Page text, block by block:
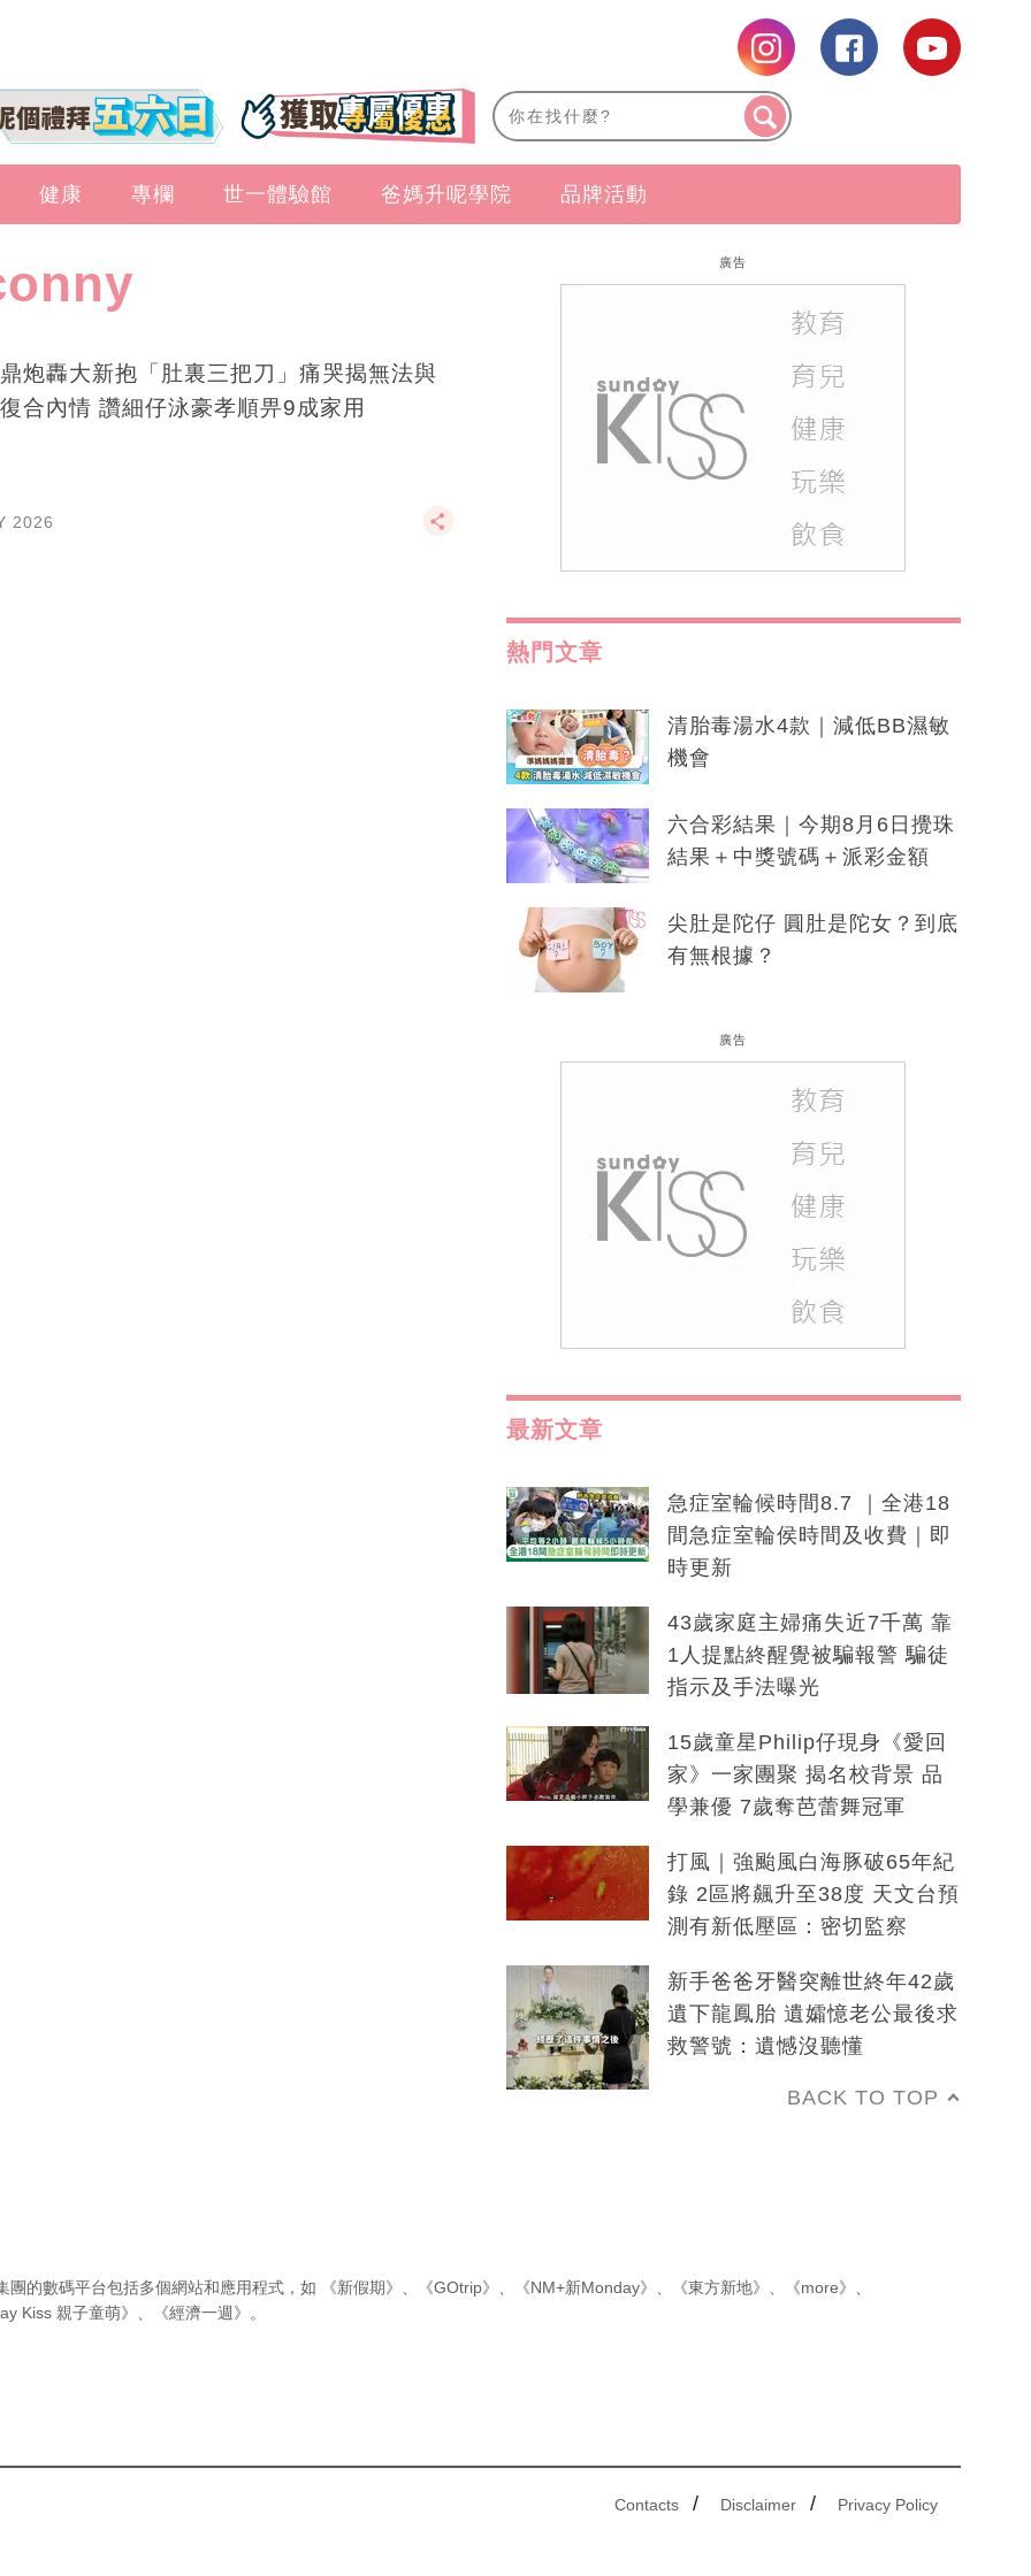
健康 專欄 世一體驗館 爸媽升呢學院 品牌活動
炮轟大新抱「肚裏三把刀」痛哭揭無法與
合內情 讚細仔泳豪孝順畀9成家用
2026
廣告
熱門文章
清胎毒湯水4款｜減低BB濕敏
機會
六合彩結果｜今期8月6日攪珠
結果＋中獎號碼＋派彩金額
尖肚是陀仔 圓肚是陀女？到底
有無根據？
廣告
最新文章
急症室輪候時間8.7 ｜全港18
間急症室輪侯時間及收費｜即
時更新
43歲家庭主婦痛失近7千萬 靠
1人提點終醒覺被騙報警 騙徒
指示及手法曝光
15歲童星Philip仔現身《愛回
家》一家團聚 揭名校背景 品
學兼優 7歲奪芭蕾舞冠軍
打風｜強颱風白海豚破65年紀
錄 2區將飆升至38度 天文台預
測有新低壓區：密切監察
新手爸爸牙醫突離世終年42歲
遺下龍鳳胎 遺孀憶老公最後求
救警號：遺憾沒聽懂
BACK TO TOP
團的數碼平台包括多個網站和應用程式，如 《新假期》 《GOtrip》 《NM+新Monday》 《東方新地》 《more》
Kiss 親子童萌》
《經濟一週》 。
Contacts / Disclaimer / Privacy Policy